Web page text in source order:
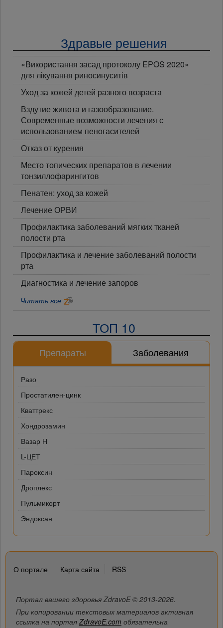
Здравые решения
«Використання засад протоколу EPOS 2020»
для лікування риносинуситів
Уход за кожей детей разного возраста
Вздутие живота и газообразование.
Современные возможности лечения с
использованием пеногасителей
Отказ от курения
Место топических препаратов в лечении
тонзиллофарингитов
Пенатен: уход за кожей
Лечение ОРВИ
Профилактика заболеваний мягких тканей
полости рта
Профилактика и лечение заболеваний полости
рта
Диагностика и лечение запоров
Читать все
ТОП 10
Препараты Заболевания
Разо
Простатилен-цинк
Кваттрекс
Хондрозамин
Вазар Н
L-ЦЕТ
Пароксин
Дроплекс
Пульмикорт
Эндоксан
О портале Карта сайта RSS
Портал вашего здоровья ZdravoE © 2013-2026.
При копировании текстовых материалов активная
ссылка на портал ZdravoE.com обязательна